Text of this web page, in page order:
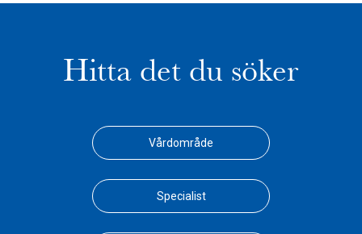
Hitta det du söker
Vårdområde
Specialist